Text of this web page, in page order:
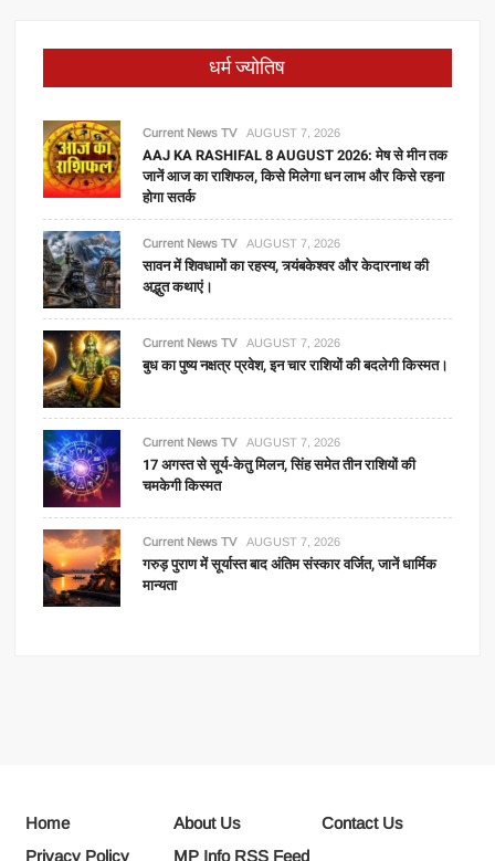
धर्म ज्योतिष
Current News TV AUGUST 7, 2026
AAJ KA RASHIFAL 8 AUGUST 2026: मेष से मीन तक
जानें आज का राशिफल, किसे मिलेगा धन लाभ और किसे रहना
होगा सतर्क
Current News TV AUGUST 7, 2026
सावन में शिवधामों का रहस्य, त्र्यंबकेश्वर और केदारनाथ की
अद्भुत कथाएं।
Current News TV AUGUST 7, 2026
बुध का पुष्य नक्षत्र प्रवेश, इन चार राशियों की बदलेगी किस्मत।
Current News TV AUGUST 7, 2026
17 अगस्त से सूर्य-केतु मिलन, सिंह समेत तीन राशियों की
चमकेगी किस्मत
Current News TV AUGUST 7, 2026
गरुड़ पुराण में सूर्यास्त बाद अंतिम संस्कार वर्जित, जानें धार्मिक
मान्यता
Home About Us
Contact Us
Privacy Policy
MP Info RSS Feed